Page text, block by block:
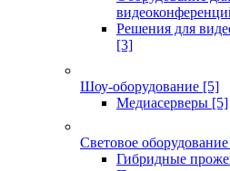
Решения для
[3]
Шоу-оборудование [5]
Медиасерверы [5]
Световое оборудование
Гибридные